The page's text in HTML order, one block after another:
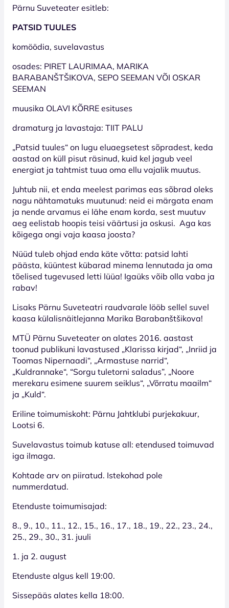
Pärnu Suveteater esitleb:
PATSID TUULES
komöödia, suvelavastus
osades: PIRET LAURIMAA, MARIKA
BARABANŠTŠIKOVA, SEPO SEEMAN VÕI OSKAR
SEEMAN
muusika OLAVI KÕRRE esituses
dramaturg ja lavastaja: TIIT PALU
„Patsid tuules“ on lugu eluaegsetest sõpradest, keda
aastad on küll pisut räsinud, kuid kel jagub veel
energiat ja tahtmist tuua oma ellu vajalik muutus.
Juhtub nii, et enda meelest parimas eas sõbrad oleks
nagu nähtamatuks muutunud: neid ei märgata enam
ja nende arvamus ei lähe enam korda, sest muutuv
aeg eelistab hoopis teisi väärtusi ja oskusi. Aga kas
kõigega ongi vaja kaasa joosta?
Nüüd tuleb ohjad enda käte võtta: patsid lahti
päästa, küüntest kübarad minema lennutada ja oma
tõelised tugevused letti lüüa! Igaüks võib olla vaba ja
rabav!
Lisaks Pärnu Suveteatri raudvarale lööb sellel suvel
kaasa külalisnäitlejanna Marika Barabanštšikova!
MTÜ Pärnu Suveteater on alates 2016. aastast
toonud publikuni lavastused „Klarissa kirjad“, „Inriid ja
Toomas Nipernaadi“, „Armastuse narrid“,
„Kuldrannake“, “Sorgu tuletorni saladus”, „Noore
merekaru esimene suurem seiklus“, „Võrratu maailm“
ja „Kuld“.
Eriline toimumiskoht: Pärnu Jahtklubi purjekakuur,
Lootsi 6.
Suvelavastus toimub katuse all: etendused toimuvad
iga ilmaga.
Kohtade arv on piiratud. Istekohad pole
nummerdatud.
Etenduste toimumisajad:
8., 9., 10., 11., 12., 15., 16., 17., 18., 19., 22., 23., 24.,
25., 29., 30., 31. juuli
1. ja 2. august
Etenduste algus kell 19:00.
Sissepääs alates kella 18:00.